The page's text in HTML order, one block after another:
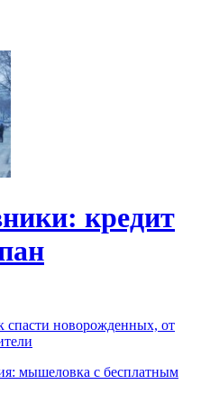
кредит
спасти новорожденных, от
мышеловка с бесплатным